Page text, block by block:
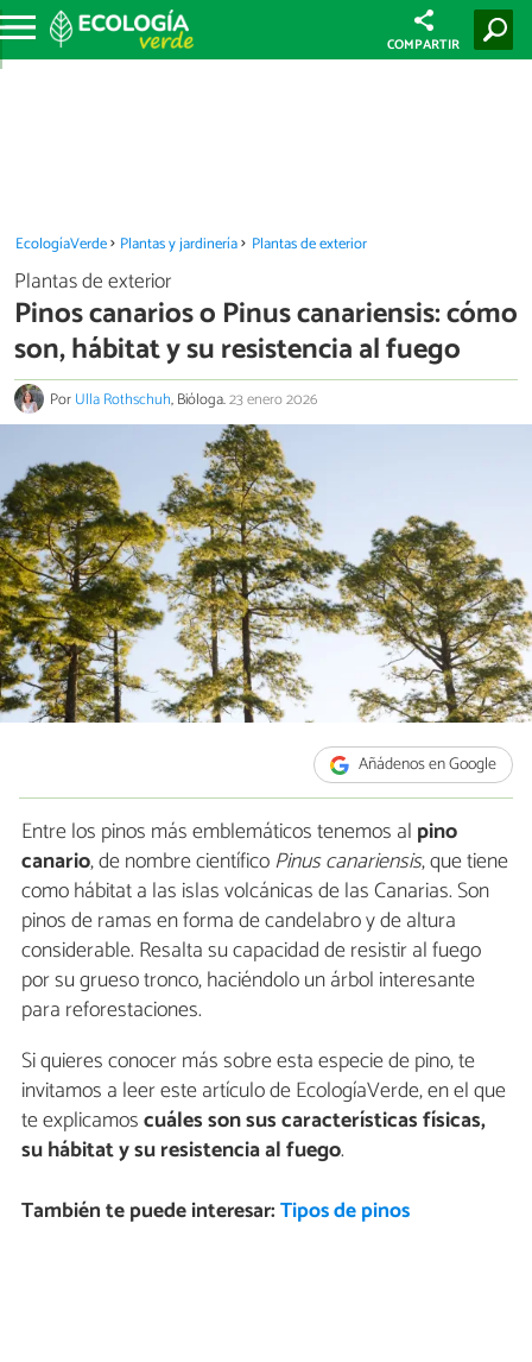
COMPARTIR
EcologíaVerde Plantas y jardinería Plantas de exterior
Plantas de exterior
Pinos canarios o Pinus canariensis: cómo
son, hábitat y su resistencia al fuego
PorUlla Rothschuh, Bióloga.23 enero 2026
Añádenos en Google
Entre los pinos más emblemáticos tenemos al pino
canario, de nombre científicoPinus canariensis, que tiene
como hábitat a las islas volcánicas de las Canarias. Son
pinos de ramas en forma de candelabro y de altura
considerable. Resalta su capacidad de resistir al fuego
por su grueso tronco, haciéndolo un árbol interesante
para reforestaciones.
Si quieres conocer más sobre esta especie de pino, te
invitamos a leer este artículo de EcologíaVerde, en el que
te explicamoscuáles son sus características físicas,
su hábitat y su resistencia al fuego.
También te puede interesar:Tipos de pinos